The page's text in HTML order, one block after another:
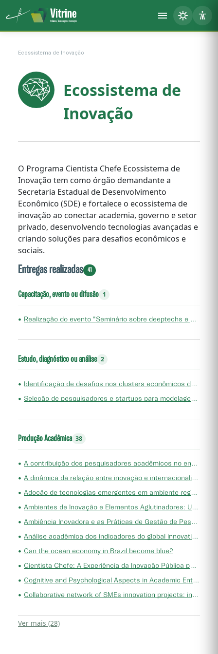
Ecossistema de Inovação
Ecossistema de
Inovação
O Programa Cientista Chefe Ecossistema de
Inovação tem como órgão demandante a
Secretaria Estadual de Desenvolvimento
Econômico (SDE) e fortalece o ecossistema de
inovação ao conectar academia, governo e setor
privado, desenvolvendo tecnologias avançadas e
criando soluções para desafios econômicos e
sociais.
Entregas realizadas 41
Capacitação, evento ou difusão 1
• Realização do evento "Seminário sobre deeptechs e políticas públicas: Inovação e estratégias para o futuro"
Estudo, diagnóstico ou análise 2
• Identificação de desafios nos clusters econômicos de inovação e desenvolvimento de startups para solucioná-los
• Seleção de pesquisadores e startups para modelagem e aceleração no âmbito do programa "Corredores Digitais"
Produção Acadêmica 38
• A contribuição dos pesquisadores acadêmicos no engajamento de startups para o desenvolvimento de soluções tecnológicas
• A dinâmica da relação entre inovação e internacionalização em empresas de TIC
• Adoção de tecnologias emergentes em ambiente reguladoAdoption of emerging technologies in a regulated environment
• Ambientes de Inovação e Elementos Aglutinadores: Uma Revisão Sistemática
• Ambiência Inovadora e as Práticas de Gestão de Pessoas na Hotelaria de Fortaleza-CE, Brasil
• Análise acadêmica dos indicadores do global innovation index
• Can the ocean economy in Brazil become blue?
• Cientista Chefe: A Experiência da Inovação Pública para o Desenvolvimento do Ceará
• Cognitive and Psychological Aspects in Academic Entrepreneur Identity and Entrepreneurial Intention: A Systematic Literature Review
• Collaborative network of SMEs innovation projects: influence of scientific and technological institutions
Ver mais (28)